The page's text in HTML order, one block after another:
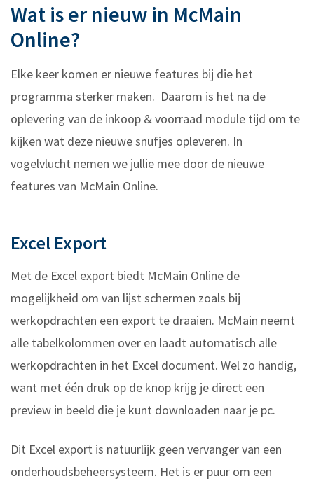
Wat is er nieuw in McMain
Online?
Elke keer komen er nieuwe features bij die het
programma sterker maken. Daarom is het na de
oplevering van de inkoop & voorraad module tijd om te
kijken wat deze nieuwe snufjes opleveren. In
vogelvlucht nemen we jullie mee door de nieuwe
features van McMain Online.
Excel Export
Met de Excel export biedt McMain Online de
mogelijkheid om van lijst schermen zoals bij
werkopdrachten een export te draaien. McMain neemt
alle tabelkolommen over en laadt automatisch alle
werkopdrachten in het Excel document. Wel zo handig,
want met één druk op de knop krijg je direct een
preview in beeld die je kunt downloaden naar je pc.
Dit Excel export is natuurlijk geen vervanger van een
onderhoudsbeheersysteem. Het is er puur om een